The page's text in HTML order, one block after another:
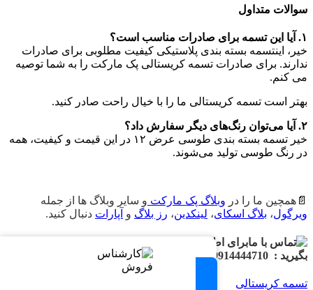
سوالات متداول
۱. آیا این تسمه برای صادرات مناسب است؟
خیر، اینتسمه بسته بندی پلاستیکی کیفیت مطلوبی برای صادرات
ندارند. برای صادرات تسمه کریستالی پک مارکت را به شما توصیه
می کنم.
بهتر است تسمه کریستالی ما را با خیال راحت صادر کنید.
۲. آیا می‌توان رنگ‌های دیگر سفارش داد؟
خیر تسمه بسته بندی طوسی عرض ۱۲ در این قیمت و کیفیت، همه
در رنگ طوسی تولید می‌شوند.
📄 همچین ما را در وبلاگ پک مارکت و سایر وبلاگ ها از جمله
ویرگول، بلاگ اسکای، لینکدین، رز بلاگ و آپارات دنبال کنید.
برای اطلاع از قیمت تسمه بسته بندی با ما تماس
بگیرید :
تسمه کریستالی